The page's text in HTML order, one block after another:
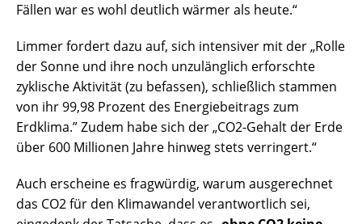
Fällen war es wohl deutlich wärmer als heute.“
Limmer fordert dazu auf, sich intensiver mit der „Rolle
der Sonne und ihre noch unzulänglich erforschte
zyklische Aktivität (zu befassen), schließlich stammen
von ihr 99,98 Prozent des Energiebeitrags zum
Erdklima.” Zudem habe sich der „CO2-Gehalt der Erde
über 600 Millionen Jahre hinweg stets verringert.“
Auch erscheine es fragwürdig, warum ausgerechnet
das CO2 für den Klimawandel verantwortlich sei,